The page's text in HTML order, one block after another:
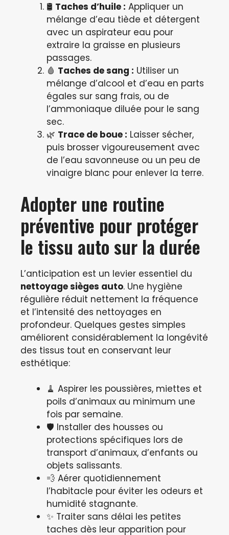
🛢️ Taches d’huile : Appliquer un
mélange d’eau tiède et détergent
avec un aspirateur eau pour
extraire la graisse en plusieurs
passages.
🩸 Taches de sang : Utiliser un
mélange d’alcool et d’eau en parts
égales sur sang frais, ou de
l’ammoniaque diluée pour le sang
sec.
🌿 Trace de boue : Laisser sécher,
puis brosser vigoureusement avec
de l’eau savonneuse ou un peu de
vinaigre blanc pour enlever la terre.
Adopter une routine
préventive pour protéger
le tissu auto sur la durée
L’anticipation est un levier essentiel du
nettoyage sièges auto. Une hygiène
régulière réduit nettement la fréquence
et l’intensité des nettoyages en
profondeur. Quelques gestes simples
améliorent considérablement la longévité
des tissus tout en conservant leur
esthétique:
🧹 Aspirer les poussières, miettes et
poils d’animaux au minimum une
fois par semaine.
🛡️ Installer des housses ou
protections spécifiques lors de
transport d’animaux, d’enfants ou
objets salissants.
💨 Aérer quotidiennement
l’habitacle pour éviter les odeurs et
humidité stagnante.
✨ Traiter sans délai les petites
taches dès leur apparition pour